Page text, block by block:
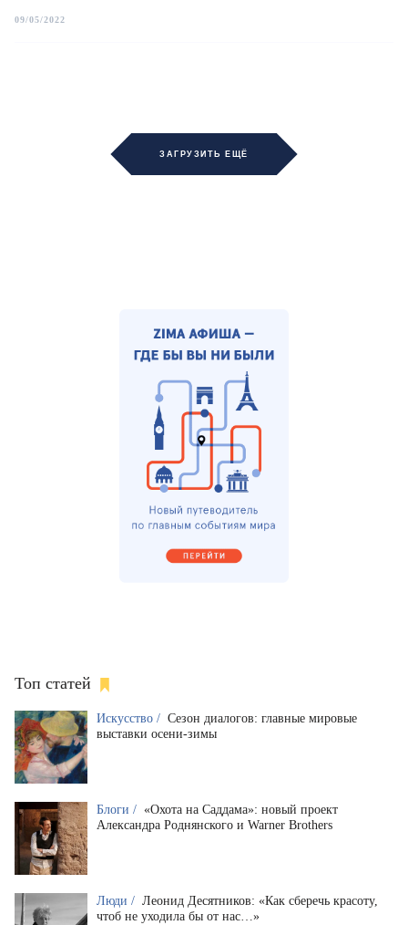
09/05/2022
ЗАГРУЗИТЬ ЕЩЁ
Топ статей
Искусство / Сезон диалогов: главные мировые
выставки осени-зимы
Блоги / «Охота на Саддама»: новый проект
Александра Роднянского и Warner Brothers
Люди / Леонид Десятников: «Как сберечь красоту,
чтоб не уходила бы от нас…»